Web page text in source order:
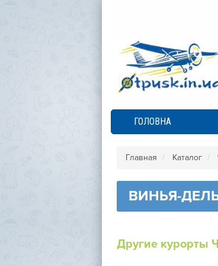
ГОЛОВНА
Главная Каталог
ВИНЬЯ-
Другие курорты